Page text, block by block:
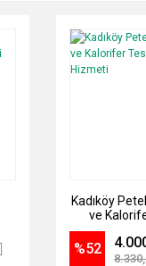
Kadıköy
ve
Yıkama
%52